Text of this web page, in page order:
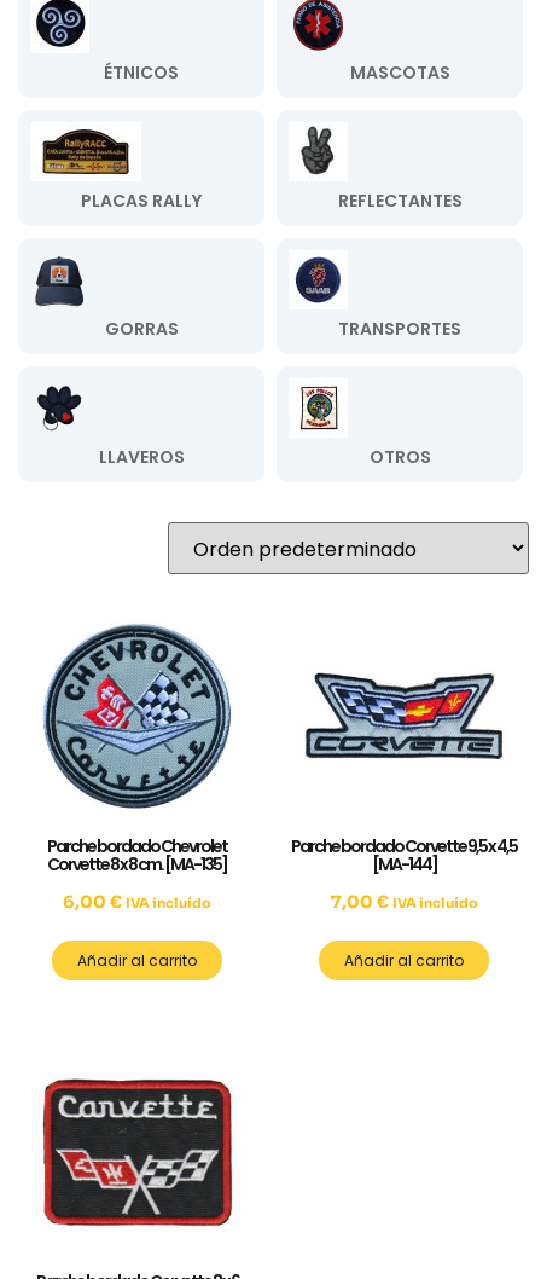
ÉTNICOS MASCOTAS
PLACAS RALLY REFLECTANTES
GORRAS TRANSPORTES
LLAVEROS OTROS
Parche bordado Chevrolet
Corvette 8 x 8 cm. [MA-135]
6,00 € IVA incluído
Añadir al carrito
Parche bordado Corvette 9,5 x 4,5
[MA-144]
7,00 € IVA incluído
Añadir al carrito